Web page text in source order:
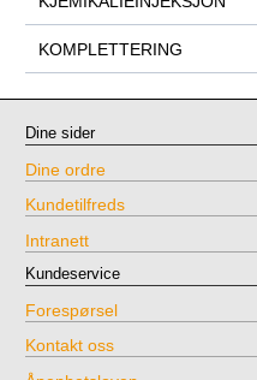
KOMPLETTERING
Dine sider
Dine ordre
Kundetilfreds
Intranett
Kundeservice
Forespørsel
Kontakt oss